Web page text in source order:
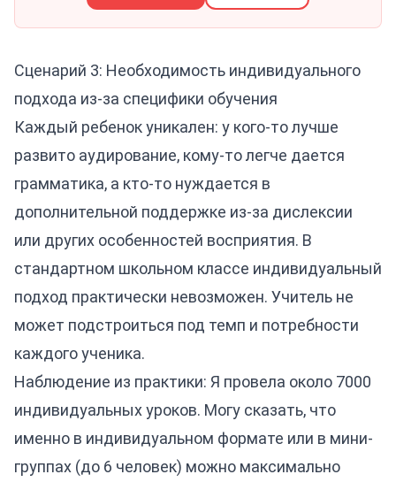
Сценарий 3: Необходимость индивидуального
подхода из-за специфики обучения
Каждый ребенок уникален: у кого-то лучше
развито аудирование, кому-то легче дается
грамматика, а кто-то нуждается в
дополнительной поддержке из-за дислексии
или других особенностей восприятия. В
стандартном школьном классе индивидуальный
подход практически невозможен. Учитель не
может подстроиться под темп и потребности
каждого ученика.
Наблюдение из практики: Я провела около 7000
индивидуальных уроков. Могу сказать, что
именно в индивидуальном формате или в мини-
группах (до 6 человек) можно максимально